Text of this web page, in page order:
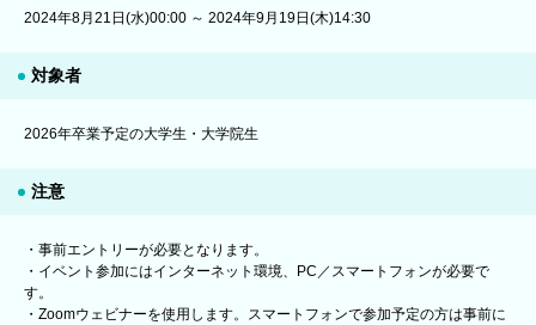
2024年8月21日(水)00:00 ～ 2024年9月19日(木)14:30
対象者
2026年卒業予定の大学生・大学院生
注意
・事前エントリーが必要となります。
・イベント参加にはインターネット環境、PC／スマートフォンが必要で
す。
・Zoomウェビナーを使用します。スマートフォンで参加予定の方は事前に